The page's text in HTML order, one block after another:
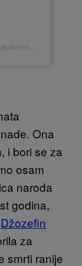
Ona
i bori se za
osam
naroda
godina,
Džozefin
za
smrti ranije